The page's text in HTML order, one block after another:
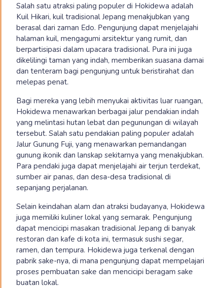
Salah satu atraksi paling populer di Hokidewa adalah
Kuil Hikari, kuil tradisional Jepang menakjubkan yang
berasal dari zaman Edo. Pengunjung dapat menjelajahi
halaman kuil, mengagumi arsitektur yang rumit, dan
berpartisipasi dalam upacara tradisional. Pura ini juga
dikelilingi taman yang indah, memberikan suasana damai
dan tenteram bagi pengunjung untuk beristirahat dan
melepas penat.
Bagi mereka yang lebih menyukai aktivitas luar ruangan,
Hokidewa menawarkan berbagai jalur pendakian indah
yang melintasi hutan lebat dan pegunungan di wilayah
tersebut. Salah satu pendakian paling populer adalah
Jalur Gunung Fuji, yang menawarkan pemandangan
gunung ikonik dan lanskap sekitarnya yang menakjubkan.
Para pendaki juga dapat menjelajahi air terjun terdekat,
sumber air panas, dan desa-desa tradisional di
sepanjang perjalanan.
Selain keindahan alam dan atraksi budayanya, Hokidewa
juga memiliki kuliner lokal yang semarak. Pengunjung
dapat mencicipi masakan tradisional Jepang di banyak
restoran dan kafe di kota ini, termasuk sushi segar,
ramen, dan tempura. Hokidewa juga terkenal dengan
pabrik sake-nya, di mana pengunjung dapat mempelajari
proses pembuatan sake dan mencicipi beragam sake
buatan lokal.